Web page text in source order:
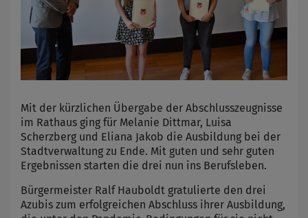
Mit der kürzlichen Übergabe der Abschlusszeugnisse
im Rathaus ging für Melanie Dittmar, Luisa
Scherzberg und Eliana Jakob die Ausbildung bei der
Stadtverwaltung zu Ende. Mit guten und sehr guten
Ergebnissen starten die drei nun ins Berufsleben.
Bürgermeister Ralf Hauboldt gratulierte den drei
Azubis zum erfolgreichen Abschluss ihrer Ausbildung,